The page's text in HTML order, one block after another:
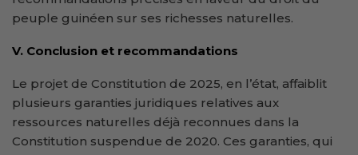
peuple guinéen sur ses richesses naturelles.
V. Conclusion et recommandations
Le projet de Constitution de 2025, en l’état, affaiblit
plusieurs garanties juridiques relatives aux
ressources naturelles déjà reconnues dans la
Constitution suspendue de 2020. Ces garanties, qui